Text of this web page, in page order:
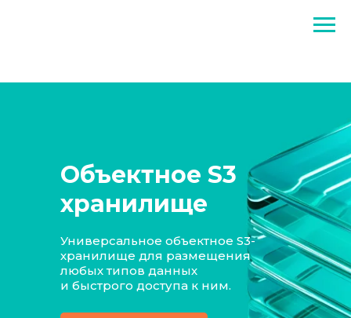
Объектное S3
хранилище
Универсальное объектное S3-
хранилище для размещения
любых типов данных
и быстрого доступа к ним.